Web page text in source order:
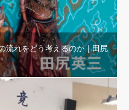
れをどう考えるのか｜田尻